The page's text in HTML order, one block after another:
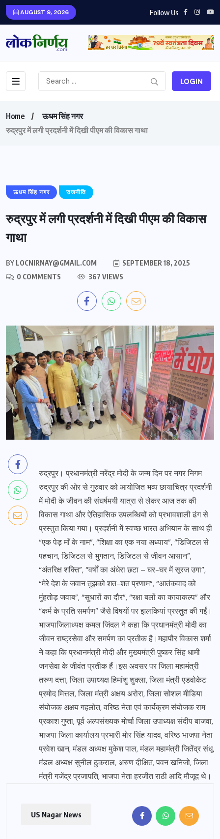
AUGUST 9, 2026 Follow Us
LOGIN
Home
ऊधम सिंह नगर
रुद्रपुर में लगी प्रदर्शनी में दिखी पीएम की विकास गाथा
ऊधम सिंह नगर राजनीति
रुद्रपुर में लगी प्रदर्शनी में दिखी पीएम की विकास
गाथा
BY LOCNIRNAY@GMAIL.COM
SEPTEMBER 18, 2025
0 COMMENTS
367 VIEWS
रुद्रपुर। प्रधानमंत्री नरेंद्र मोदी के जन्म दिन पर नगर निगम
रुद्रपुर की ओर से गुरुवार को आयोजित भव्य छायाचित्र प्रदर्शनी
में मोदी के जीवन की संघर्षमयी यात्रा से लेकर आज तक की
विकास गाथा और ऐतिहासिक उपलब्धियों को प्रभावशाली ढंग से
प्रस्तुत किया गया। प्रदर्शनी में स्वच्छ भारत अभियान के साथ ही
“एक पेड़ माँ के नाम”, “शिक्षा का एक नया अध्याय”, “डिजिटल से
पहचान, डिजिटल से भुगतान, डिजिटल से जीवन आसान”,
“अंतरिक्ष शक्ति”, “वर्षों का अंधेरा छटा – घर-घर में सूरज उगा”,
“मेरे देश के जवान तुझको शत-शत प्रणाम”, “आतंकवाद को
मुंहतोड़ जवाब”, “सुधारों का दौर”, “रक्षा बलों का कायाकल्प” और
“कर्म के प्रति समर्पण” जैसे विषयों पर झलकियां प्रस्तुत की गईं।
भाजपाजिलाध्यक्ष कमल जिंदल ने कहा कि प्रधानमंत्री मोदी का
जीवन राष्ट्रसेवा और समर्पण का प्रतीक है।महापौर विकास शर्मा
ने कहा कि प्रधानमंत्री मोदी और मुख्यमंत्री पुष्कर सिंह धामी
जनसेवा के जीवंत प्रतीक हैं।इस अवसर पर जिला महामंत्री
तरुण दत्ता, जिला उपाध्यक्ष हिमांशु शुक्ला, जिला मंत्री एडवोकेट
प्रमोद मित्तल, जिला मंत्री अक्षय अरोरा, जिला सोशल मीडिया
संयोजक अक्षय गहलोत, वरिष्ठ नेता एवं कार्यक्रम संयोजक राम
प्रकाश गुप्ता, पूर्व अल्पसंख्यक मोर्चा जिला उपाध्यक्ष संदीप बाजवा,
भाजपा जिला कार्यालय प्रभारी मोर सिंह यादव, वरिष्ठ भाजपा नेता
प्रवेश खान, मंडल अध्यक्ष मुकेश पाल, मंडल महामंत्री जितेंद्र संधू,
मंडल अध्यक्ष सुनील ठुकराल, अरुण दीक्षित, पवन खनिजो, जिला
मंत्री गजेंद्र प्रजापति, भाजपा नेता हरजीत राठी आदि मौजूद थे।
US Nagar News